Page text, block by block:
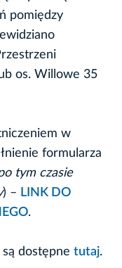
pomiędzy
os. Willowe 35
w
formularza
tym czasie
) – LINK DO
.
dostępne tutaj.